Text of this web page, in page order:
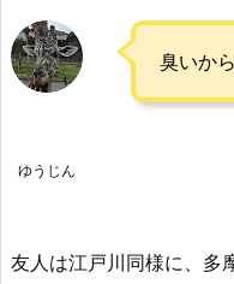
ゆうじん
臭いか
友人は江戸川同様に、多